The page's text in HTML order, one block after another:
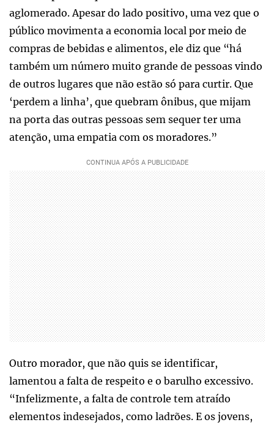
aglomerado. Apesar do lado positivo, uma vez que o
público movimenta a economia local por meio de
compras de bebidas e alimentos, ele diz que “há
também um número muito grande de pessoas vindo
de outros lugares que não estão só para curtir. Que
‘perdem a linha’, que quebram ônibus, que mijam
na porta das outras pessoas sem sequer ter uma
atenção, uma empatia com os moradores.”
Outro morador, que não quis se identificar,
lamentou a falta de respeito e o barulho excessivo.
“Infelizmente, a falta de controle tem atraído
elementos indesejados, como ladrões. E os jovens,